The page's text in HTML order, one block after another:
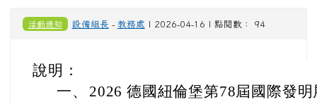
活動通知 設備組長 - 教務處 | 2026-04-16 | 點閱數： 94
說明：
一、
2026 德國紐倫堡第78屆國際發